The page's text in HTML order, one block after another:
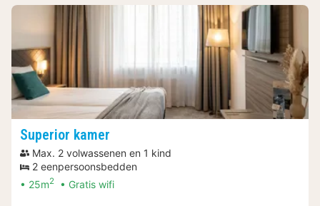
Superior kamer
Max. 2 volwassenen en 1 kind
2 eenpersoonsbedden
25m2 Gratis wifi